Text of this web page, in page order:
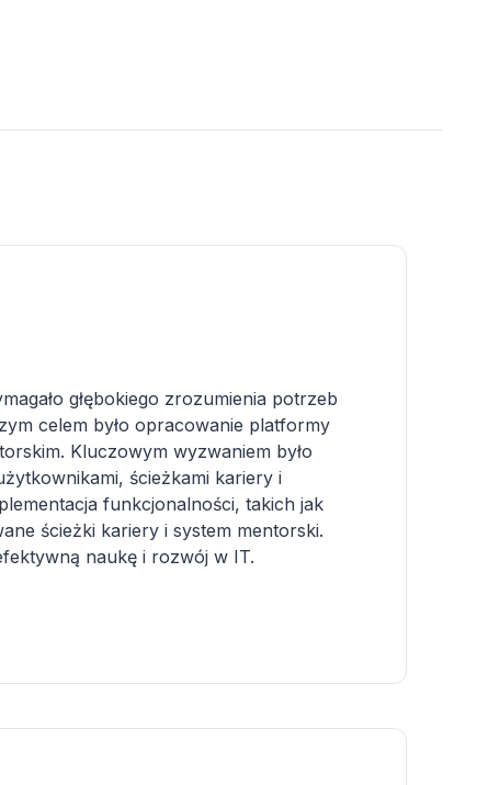
głębokiego zrozumienia potrzeb
celem było opracowanie platformy
Kluczowym wyzwaniem było
ścieżkami kariery i
funkcjonalności, takich jak
ścieżki kariery i system mentorski.
naukę i rozwój w IT.